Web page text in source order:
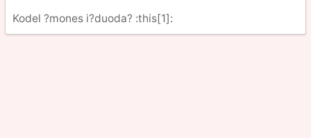
Kodel ?mones i?duoda? :this[1]: